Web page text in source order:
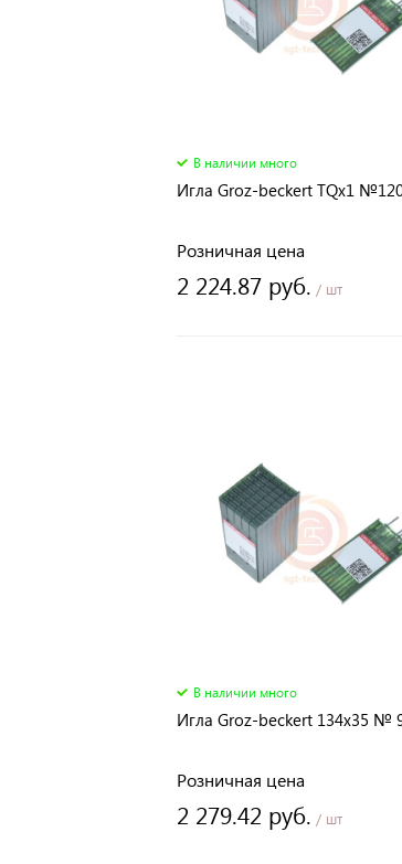
В наличии много
Игла Groz-beckert TQx1
Розничная цена
2 224.87 руб. / шт
В наличии много
Игла Groz-beckert 134x35 №
Розничная цена
2 279.42 руб. / шт